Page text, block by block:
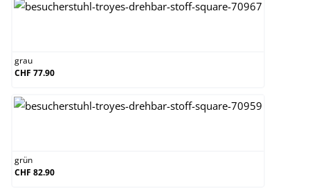
grau
CHF 77.90
grün
CHF 82.90